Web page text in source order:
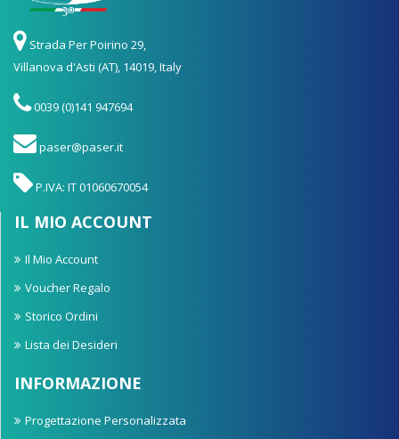
Strada Per Poirino 29,
Villanova d'Asti (AT), 14019, Italy
0039 (0)141 947694
paser@paser.it
P.IVA: IT 01060670054
IL MIO ACCOUNT
Il Mio Account
Voucher Regalo
Storico Ordini
Lista dei Desideri
INFORMAZIONE
Progettazione Personalizzata